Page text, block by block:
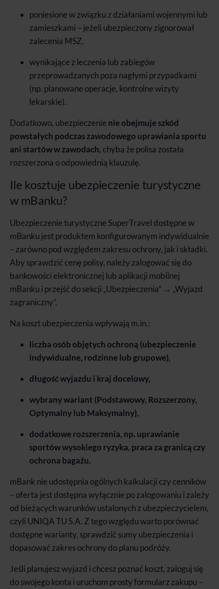
poniesione w związku z działaniami wojennymi lub
zamieszkami – jeżeli ubezpieczony zignorował
zalecenia MSZ,
wynikające z leczenia lub zabiegów
przeprowadzanych poza nagłymi przypadkami
(np. planowane operacje, kontrolne wizyty
lekarskie).
Dodatkowo, ubezpieczenie nie obejmuje szkód
powstałych podczas zawodowego uprawiania sportu
ani startów w zawodach, chyba że polisa została
rozszerzona o odpowiednią klauzulę.
Ile kosztuje ubezpieczenie turystyczne
w mBanku?
Ubezpieczenie turystyczne SuperTravel dostępne w
mBanku jest produktem konfigurowanym indywidualnie
– zarówno pod względem zakresu ochrony, jak i składki.
Aby sprawdzić cenę polisy, należy zalogować się do
bankowości elektronicznej lub aplikacji mobilnej
mBanku i przejść do sekcji „Ubezpieczenia” → „Wyjazd
zagraniczny”.
Na koszt ubezpieczenia wpływają m.in.:
liczba osób objętych ochroną (ubezpieczenie
indywidualne, rodzinne lub grupowe),
długość wyjazdu i kraj docelowy,
wybrany wariant (Podstawowy, Rozszerzony,
Optymalny lub Maksymalny),
dodatkowe rozszerzenia, np. uprawianie
sportów wysokiego ryzyka, praca za granicą czy
ochrona bagażu.
mBank nie udostępnia ogólnych kalkulacji czy cenników
– oferta jest dostępna wyłącznie po zalogowaniu i zależy
od bieżących warunków ustalonych z ubezpieczycielem,
czyli UNIQA TU S.A. Z tego względu warto porównać
dostępne warianty, sprawdzić sumy ubezpieczenia i
dopasować zakres ochrony do planu podróży.
Jeśli planujesz wyjazd i chcesz poznać koszt, zaloguj się
do swojego konta i uruchom prosty formularz zakupu –